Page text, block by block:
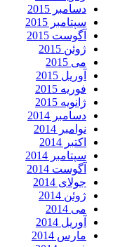
دسامبر 2015
سپتامبر 2015
آگوست 2015
ژوئن 2015
می 2015
آوریل 2015
فوریه 2015
ژانویه 2015
دسامبر 2014
نوامبر 2014
اکتبر 2014
سپتامبر 2014
آگوست 2014
جولای 2014
ژوئن 2014
می 2014
آوریل 2014
مارس 2014